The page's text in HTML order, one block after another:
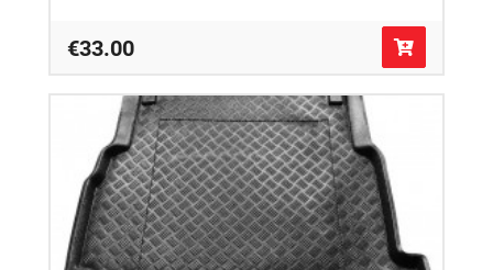
€33.00